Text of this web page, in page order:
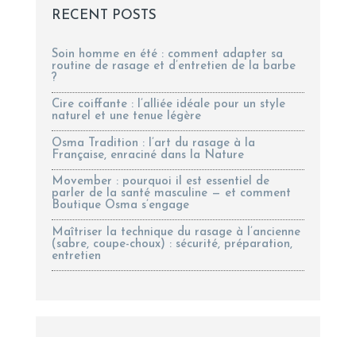
RECENT POSTS
Soin homme en été : comment adapter sa
routine de rasage et d’entretien de la barbe
?
Cire coiffante : l’alliée idéale pour un style
naturel et une tenue légère
Osma Tradition : l’art du rasage à la
Française, enraciné dans la Nature
Movember : pourquoi il est essentiel de
parler de la santé masculine — et comment
Boutique Osma s’engage
Maîtriser la technique du rasage à l’ancienne
(sabre, coupe-choux) : sécurité, préparation,
entretien